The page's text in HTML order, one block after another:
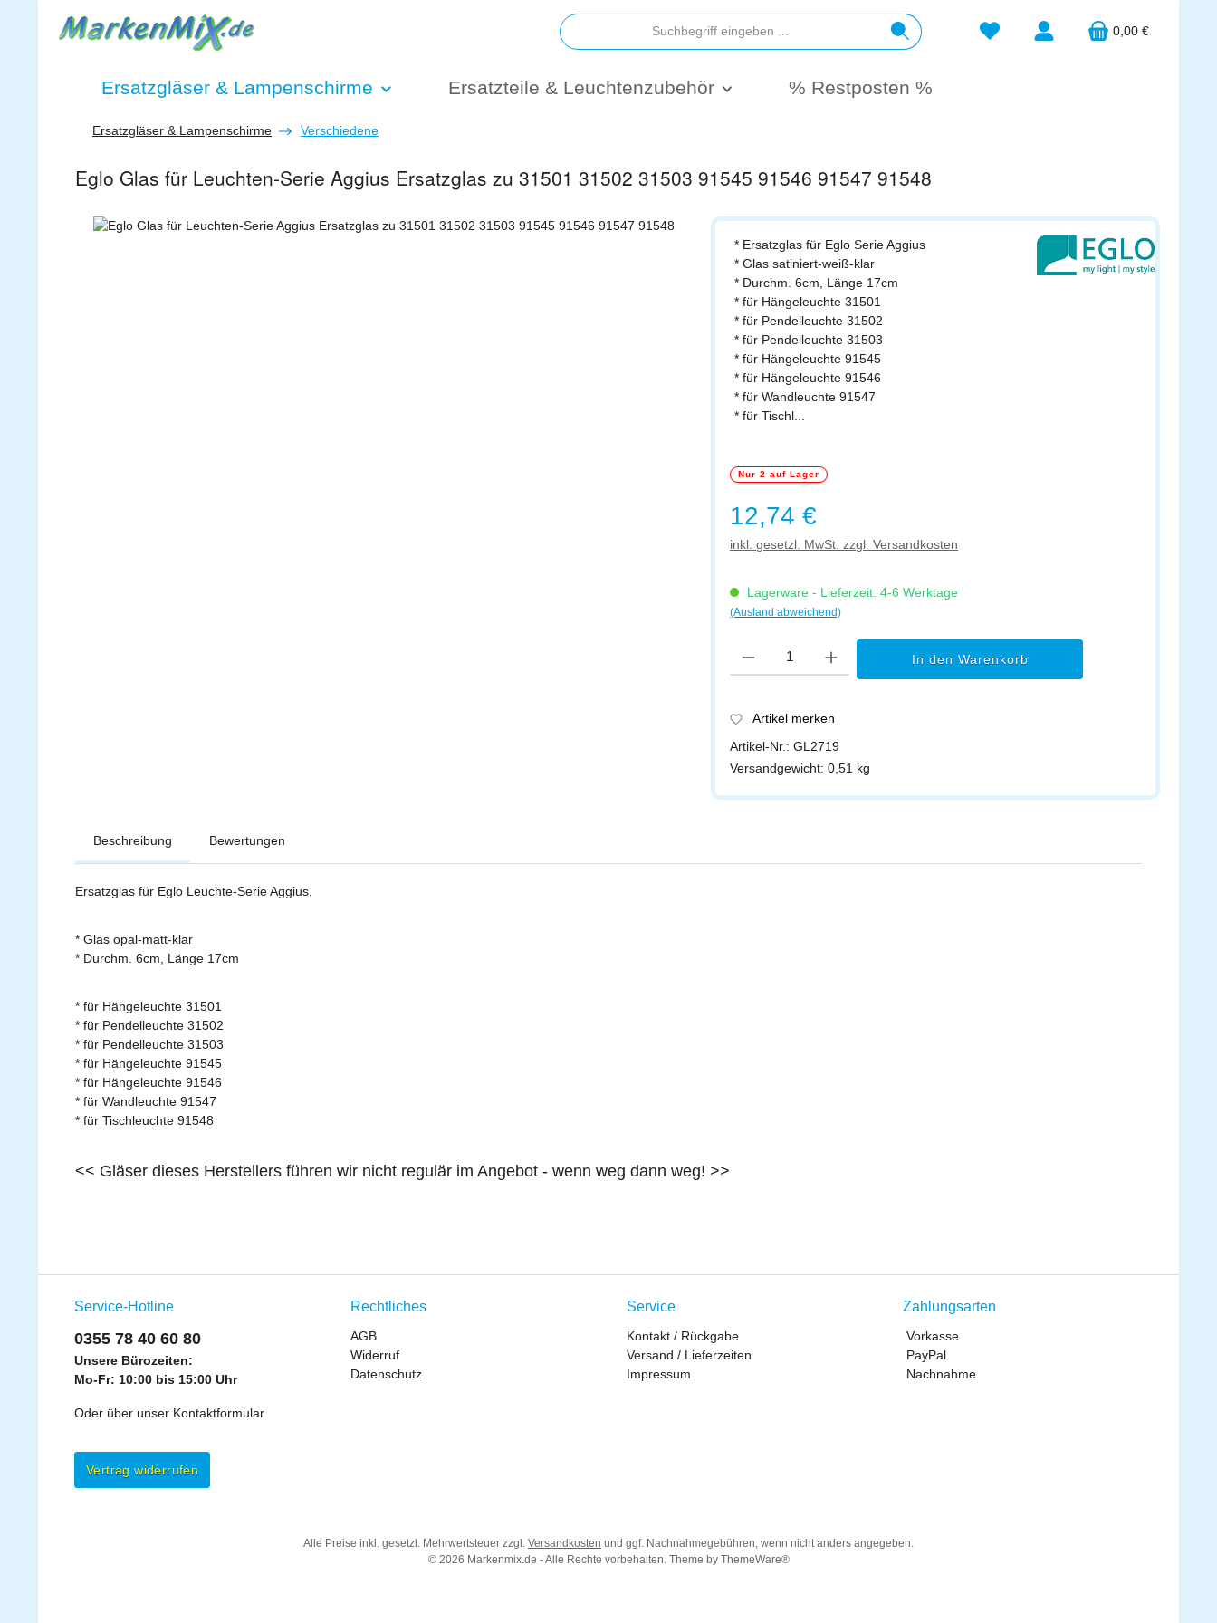
Hauptinhalt springen
Zur Suche springen
Zur Hauptnavigation springen
Du hast 0 Produkte auf dem
0,00 €
Ersatzgläser & Lampenschirme Ersatzteile & Leuchtenzubehör % Restposten %
Ersatzgläser & Lampenschirme Verschiedene
Eglo Glas für Leuchten-Serie Aggius Ersatzglas zu 31501 31502 31503 91545 91546 91547 91548
Bildergalerie überspringen
* Ersatzglas für Eglo Serie Aggius
* Glas satiniert-weiß-klar
* Durchm. 6cm, Länge 17cm
* für Hängeleuchte 31501
* für Pendelleuchte 31502
* für Pendelleuchte 31503
* für Hängeleuchte 91545
* für Hängeleuchte 91546
* für Wandleuchte 91547
* für Tischl...
Nur 2 auf Lager
Regulärer Preis:
12,74 €
inkl. gesetzl. MwSt. zzgl. Versandkosten
Lagerware - Lieferzeit: 4-6 Werktage
(Ausland abweichend)
In den Warenkorb
Artikel merken
Artikel-Nr.:GL2719
Versandgewicht:0,51 kg
Beschreibung Bewertungen
Ersatzglas für Eglo Leuchte-Serie Aggius.
* Glas opal-matt-klar
* Durchm. 6cm, Länge 17cm
* für Hängeleuchte 31501
* für Pendelleuchte 31502
* für Pendelleuchte 31503
* für Hängeleuchte 91545
* für Hängeleuchte 91546
* für Wandleuchte 91547
* für Tischleuchte 91548
<< Gläser dieses Herstellers führen wir nicht regulär im Angebot - wenn weg dann weg! >>
Service-Hotline
0355 78 40 60 80
Unsere Bürozeiten:
Mo-Fr: 10:00 bis 15:00 Uhr
Oder über unser Kontaktformular
Vertrag widerrufen
Rechtliches
AGB
Widerruf
Datenschutz
Service
Kontakt / Rückgabe
Versand / Lieferzeiten
Impressum
Zahlungsarten
Vorkasse
PayPal
Nachnahme
Alle Preise inkl. gesetzl. Mehrwertsteuer zzgl. Versandkosten und ggf. Nachnahmegebühren, wenn nicht anders angegeben.
© 2026 Markenmix.de - Alle Rechte vorbehalten. Theme by ThemeWare®